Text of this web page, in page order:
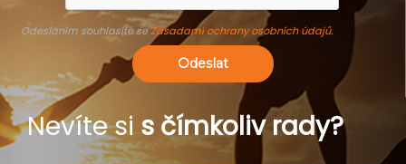
Odesláním souhlasíte seZásadami ochrany osobních údajů.
Odeslat
Nevíte si s čímkoliv rady?